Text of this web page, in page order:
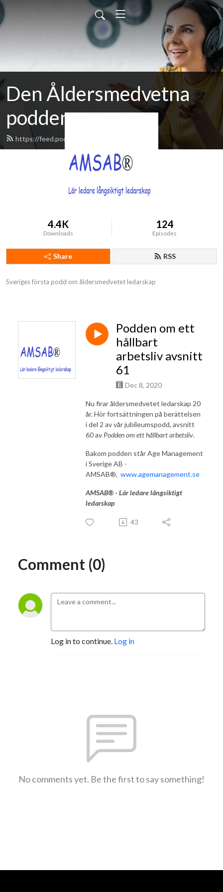
Den Åldersmedvetna
podden
https://feed.podbean.com/amsab/feed.xml
4.4K
Downloads
124
Episodes
Share RSS
Sveriges första podd om åldersmedvetet ledarskap
Podden om ett
hållbart
arbetsliv avsnitt
61
Dec 8, 2020
Nu firar åldersmedvetet ledarskap 20
år. Hör fortsättningen på berättelsen
i del 2 av vår jubileumspodd, avsnitt
60 av Podden om ett hållbart arbetsliv.
Bakom podden står Age Management
i Sverige AB -
AMSAB®, www.agemanagement.se
AMSAB® - Lär ledare långsiktigt
ledarskap
43
Comment (0)
Log in to continue. Log in
No comments yet. Be the first to say something!